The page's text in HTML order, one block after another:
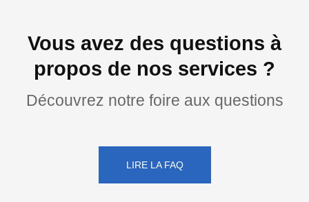
Vous avez des questions à
propos de nos services ?
Découvrez notre foire aux questions
LIRE LA FAQ